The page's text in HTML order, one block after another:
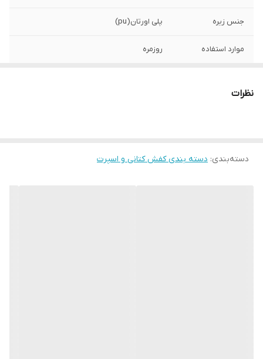
جنس زیره پلی اورتان(pu)
موارد استفاده روزمره
کفش
نظرات
دسته‌بندی: دسته بندی کفش کتانی و اسپرت